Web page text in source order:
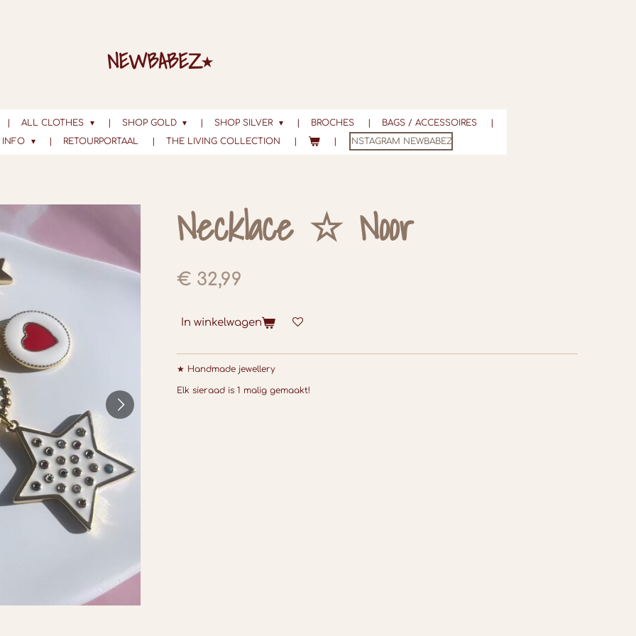
NEWBABEZ⭑
ALL CLOTHES SHOP GOLD SHOP SILVER BROCHES
BAGS / ACCESSOIRES
INFO RETOURPORTAAL THE LIVING COLLECTION INSTAGRAM NEWBABEZ
Necklace ☆ Noor
€ 32,99
In winkelwagen
★ Handmade jewellery
Elk sieraad is 1 malig gemaakt!